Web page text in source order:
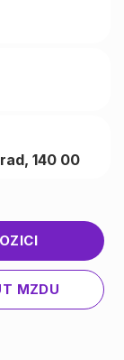
140 00
MZDU